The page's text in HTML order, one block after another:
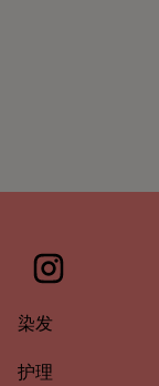
染发
护理